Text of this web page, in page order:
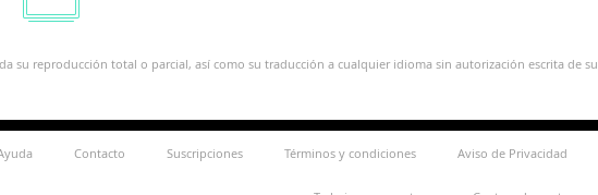
su reproducción total o parcial, así como su traducción a cualquier idioma sin autorización escrita de su
Contacto Suscripciones Términos y condiciones Aviso de Privacidad